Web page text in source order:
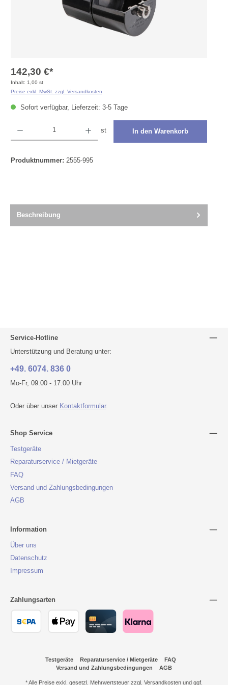
142,30 €*
Inhalt: 1,00 st
Preise exkl. MwSt. zzgl. Versandkosten
Sofort verfügbar, Lieferzeit: 3-5 Tage
st In den Warenkorb
Produktnummer: 2555-995
Beschreibung
Service-Hotline
Unterstützung und Beratung unter:
+49. 6074. 836 0
Mo-Fr, 09:00 - 17:00 Uhr
Oder über unser Kontaktformular.
Shop Service
Testgeräte
Reparaturservice / Mietgeräte
FAQ
Versand und Zahlungsbedingungen
AGB
Information
Über uns
Datenschutz
Impressum
Zahlungsarten
Testgeräte Reparaturservice / Mietgeräte
FAQ
Versand und Zahlungsbedingungen
AGB
* Alle Preise exkl. gesetzl. Mehrwertsteuer zzgl. Versandkosten und ggf.